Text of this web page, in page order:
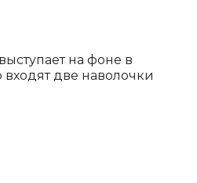
на фоне в
две наволочки